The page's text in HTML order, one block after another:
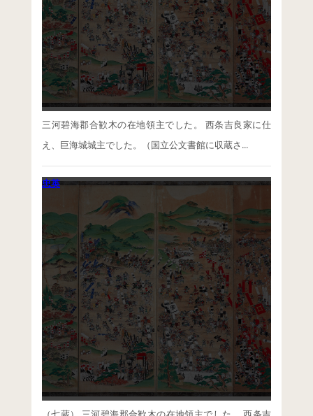
ログイン
投稿フィード
コメントフィード
WordPress.org
三河碧海郡合歓木の在地領主でした。 西条吉良家に仕
え、巨海城城主でした。（国立公文書館に収蔵さ...
忠英